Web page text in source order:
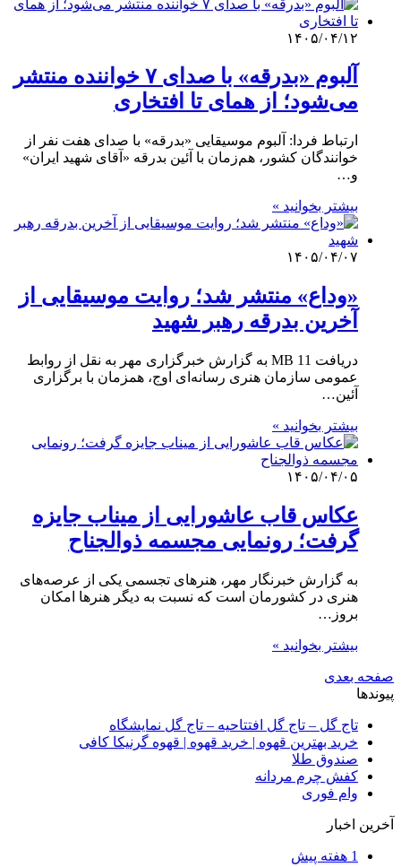
۱۴۰۵/۰۴/۱۲
آلبوم «بدرقه» با صدای ۷ خواننده منتشر
می‌شود؛ از همای تا افتخاری
ارتباط فردا: آلبوم موسیقایی «بدرقه» با صدای هفت نفر از
خوانندگان کشور، هم‌زمان با آئین بدرقه «آقای شهید ایران»
و…
بیشتر بخوانید »
۱۴۰۵/۰۴/۰۷
«وداع» منتشر شد؛ روایت موسیقایی از
آخرین بدرقه رهبر شهید
دریافت 11 MB به گزارش خبرگزاری مهر به نقل از روابط
عمومی سازمان هنری رسانه‌ای اوج، همزمان با برگزاری
آئین…
بیشتر بخوانید »
۱۴۰۵/۰۴/۰۵
عکاس قاب عاشورایی از میناب جایزه
گرفت؛ رونمایی مجسمه ذوالجناح
به گزارش خبرنگار مهر، هنرهای تجسمی یکی از عرصه‌های
هنری در کشورمان است که نسبت به دیگر هنرها امکان
بروز…
بیشتر بخوانید »
صفحه بعدی
پیوندها
تاج گل – تاج گل افتتاحیه – تاج گل نمایشگاه
خرید بهترین قهوه | خرید قهوه | قهوه گرنیکا کافی
صندوق طلا
کفش چرم مردانه
وام فوری
آخرین اخبار
1 هفته پیش